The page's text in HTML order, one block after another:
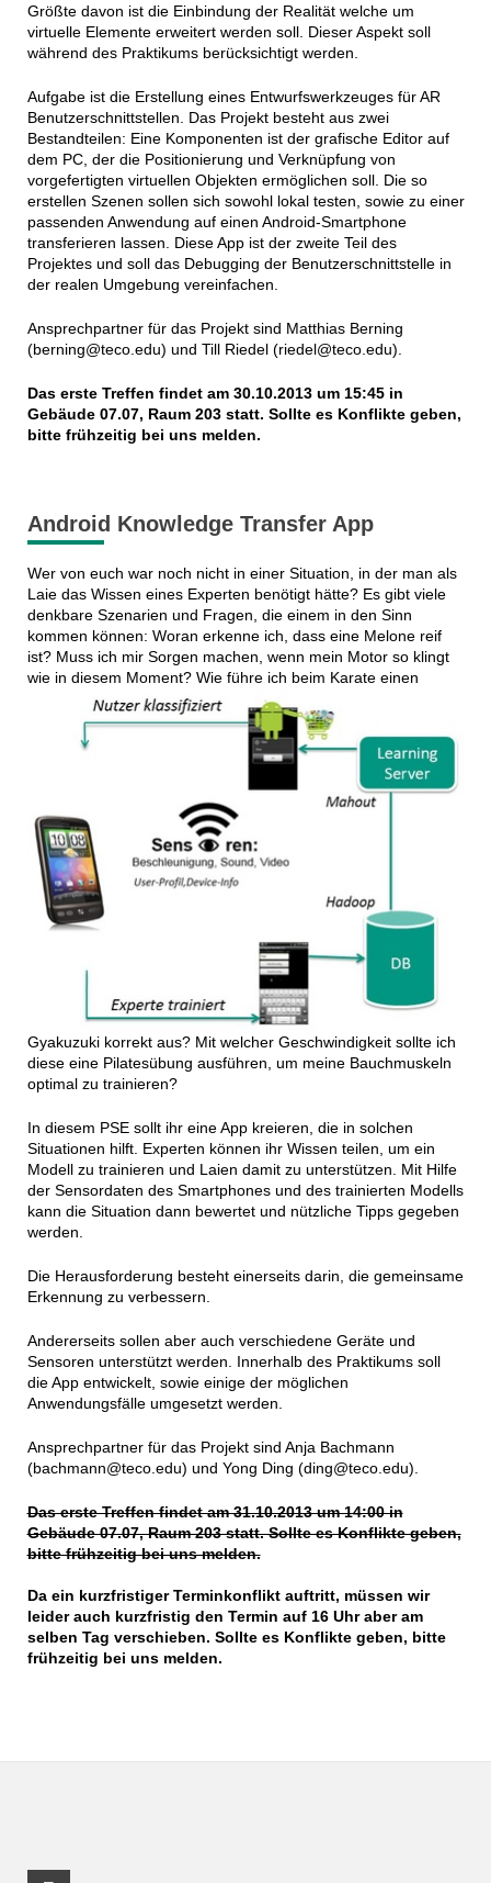
Größte davon ist die Einbindung der Realität welche um
virtuelle Elemente erweitert werden soll. Dieser Aspekt soll
während des Praktikums berücksichtigt werden.
Aufgabe ist die Erstellung eines Entwurfswerkzeuges für AR
Benutzerschnittstellen. Das Projekt besteht aus zwei
Bestandteilen: Eine Komponenten ist der grafische Editor auf
dem PC, der die Positionierung und Verknüpfung von
vorgefertigten virtuellen Objekten ermöglichen soll. Die so
erstellen Szenen sollen sich sowohl lokal testen, sowie zu einer
passenden Anwendung auf einen Android-Smartphone
transferieren lassen. Diese App ist der zweite Teil des
Projektes und soll das Debugging der Benutzerschnittstelle in
der realen Umgebung vereinfachen.
Ansprechpartner für das Projekt sind Matthias Berning
(berning@teco.edu) und Till Riedel (riedel@teco.edu).
Das erste Treffen findet am 30.10.2013 um 15:45 in
Gebäude 07.07, Raum 203 statt. Sollte es Konflikte geben,
bitte frühzeitig bei uns melden.
Android Knowledge Transfer App
Wer von euch war noch nicht in einer Situation, in der man als
Laie das Wissen eines Experten benötigt hätte? Es gibt viele
denkbare Szenarien und Fragen, die einem in den Sinn
kommen können: Woran erkenne ich, dass eine Melone reif
ist? Muss ich mir Sorgen machen, wenn mein Motor so klingt
wie in diesem Moment? Wie führe ich beim Karate einen
Gyakuzuki korrekt aus? Mit welcher Geschwindigkeit sollte ich
diese eine Pilatesübung ausführen, um meine Bauchmuskeln
optimal zu trainieren?
In diesem PSE sollt ihr eine App kreieren, die in solchen
Situationen hilft. Experten können ihr Wissen teilen, um ein
Modell zu trainieren und Laien damit zu unterstützen. Mit Hilfe
der Sensordaten des Smartphones und des trainierten Modells
kann die Situation dann bewertet und nützliche Tipps gegeben
werden.
Die Herausforderung besteht einerseits darin, die gemeinsame
Erkennung zu verbessern.
Andererseits sollen aber auch verschiedene Geräte und
Sensoren unterstützt werden. Innerhalb des Praktikums soll
die App entwickelt, sowie einige der möglichen
Anwendungsfälle umgesetzt werden.
Ansprechpartner für das Projekt sind Anja Bachmann
(bachmann@teco.edu) und Yong Ding (ding@teco.edu).
Das erste Treffen findet am 31.10.2013 um 14:00 in
Gebäude 07.07, Raum 203 statt. Sollte es Konflikte geben,
bitte frühzeitig bei uns melden.
Da ein kurzfristiger Terminkonflikt auftritt, müssen wir
leider auch kurzfristig den Termin auf 16 Uhr aber am
selben Tag verschieben. Sollte es Konflikte geben, bitte
frühzeitig bei uns melden.